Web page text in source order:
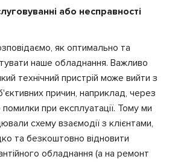
або несправності
як оптимально та
наше обладнання. Важливо
технічний пристрій може вийти з
причин, наприклад, через
при експлуатації. Тому ми
схему взаємодії з клієнтами,
та безкоштовно відновити
обладнання (а на ремонт